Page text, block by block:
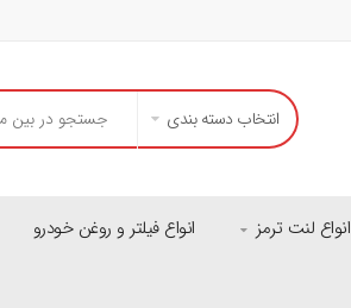
انتخاب دسته بندی
انواع لنت ترمز انواع فیلتر و روغن خودرو